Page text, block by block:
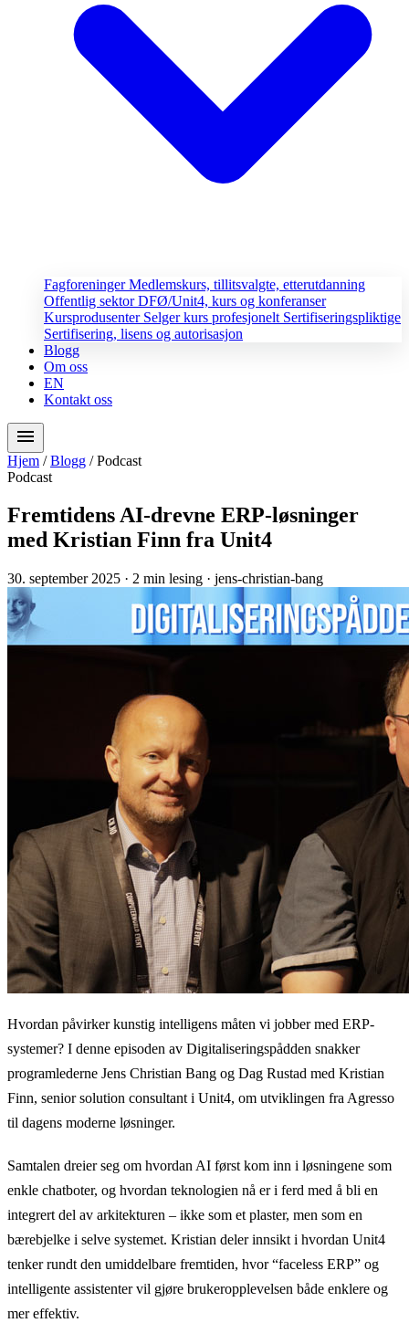
FagforeningerMedlemskurs, tillitsvalgte, etterutdanning
Offentlig sektorDFØ/Unit4, kurs og konferanser
Kursprodusenter Selger kurs profesjonelt Sertifiseringspliktige
Sertifisering, lisens og autorisasjon
Blogg
Om oss
EN
Kontakt oss
menu
Hjem / Blogg / Podcast
Podcast
Fremtidens AI-drevne ERP-løsninger
med Kristian Finn fra Unit4
30. september 2025 · 2 min lesing · jens-christian-bang
Hvordan påvirker kunstig intelligens måten vi jobber med ERP-
systemer? I denne episoden av Digitaliseringspådden snakker
programlederne Jens Christian Bang og Dag Rustad med Kristian
Finn, senior solution consultant i Unit4, om utviklingen fra Agresso
til dagens moderne løsninger.
Samtalen dreier seg om hvordan AI først kom inn i løsningene som
enkle chatboter, og hvordan teknologien nå er i ferd med å bli en
integrert del av arkitekturen – ikke som et plaster, men som en
bærebjelke i selve systemet. Kristian deler innsikt i hvordan Unit4
tenker rundt den umiddelbare fremtiden, hvor “faceless ERP” og
intelligente assistenter vil gjøre brukeropplevelsen både enklere og
mer effektiv.